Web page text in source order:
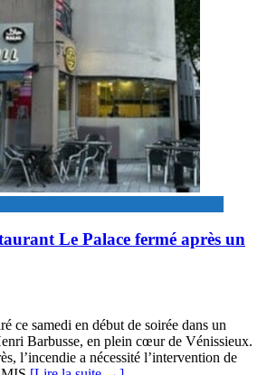
Le Palace fermé après un
ce samedi en début de soirée dans un
Barbusse, en plein cœur de Vénissieux.
l’incendie a nécessité l’intervention de